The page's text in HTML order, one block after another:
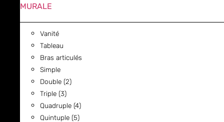
MURALE
Vanité
Tableau
Bras articulés
Simple
Double (2)
Triple (3)
Quadruple (4)
Quintuple (5)